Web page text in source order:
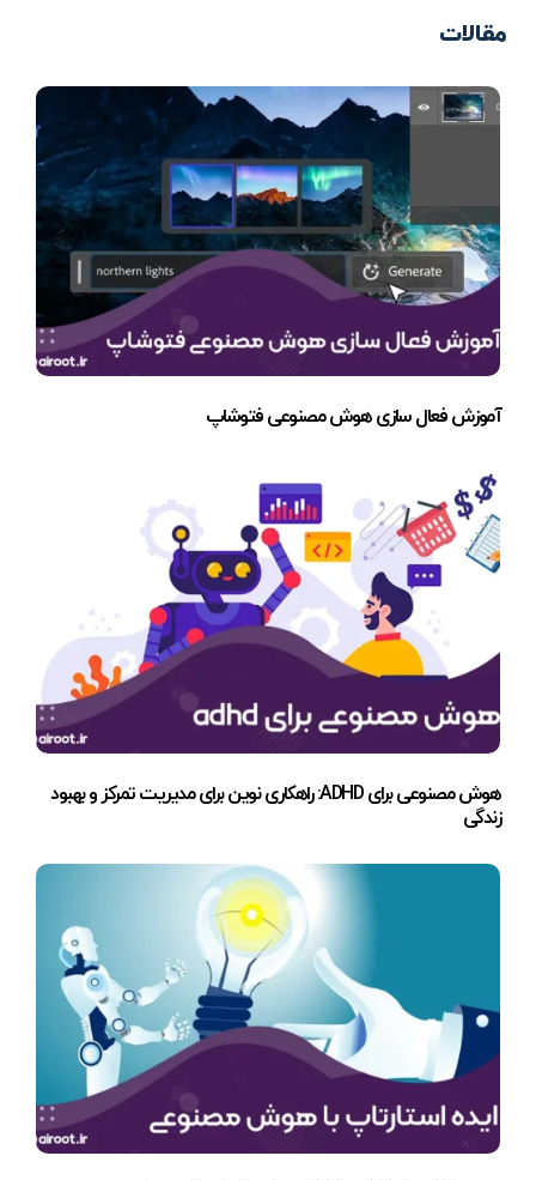
مقالات
آموزش فعال سازی هوش مصنوعی فتوشاپ
هوش مصنوعی برای ADHD: راهکاری نوین برای مدیریت تمرکز و بهبود
زندگی